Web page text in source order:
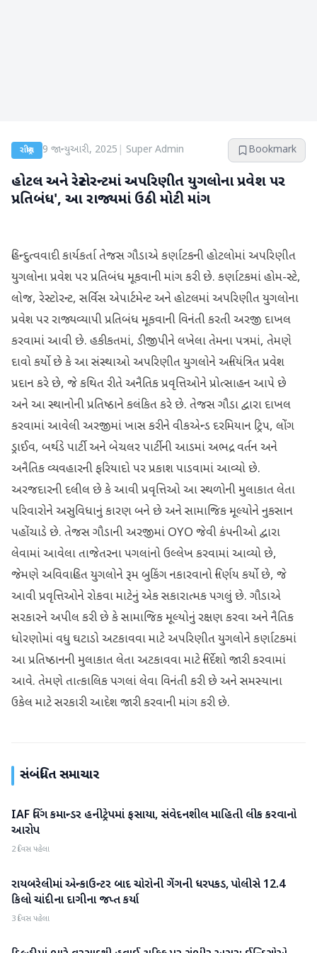
રાષ્ટ્રીય 9 જાન્યુઆરી, 2025 Super Admin Bookmark
હોટલ અને રેસ્ટોરન્ટમાં અપરિણીત યુગલોના પ્રવેશ પર
પ્રતિબંધ', આ રાજ્યમાં ઉઠી મોટી માંગ
હિન્દુત્વવાદી કાર્યકર્તા તેજસ ગૌડાએ કર્ણાટકની હોટલોમાં અપરિણીત
યુગલોના પ્રવેશ પર પ્રતિબંધ મૂકવાની માંગ કરી છે. કર્ણાટકમાં હોમ-સ્ટે,
લોજ, રેસ્ટોરન્ટ, સર્વિસ એપાર્ટમેન્ટ અને હોટલમાં અપરિણીત યુગલોના
પ્રવેશ પર રાજ્યવ્યાપી પ્રતિબંધ મૂકવાની વિનંતી કરતી અરજી દાખલ
કરવામાં આવી છે. હકીકતમાં, ડીજીપીને લખેલા તેમના પત્રમાં, તેમણે
દાવો કર્યો છે કે આ સંસ્થાઓ અપરિણીત યુગલોને અનિયંત્રિત પ્રવેશ
પ્રદાન કરે છે, જે કથિત રીતે અનૈતિક પ્રવૃત્તિઓને પ્રોત્સાહન આપે છે
અને આ સ્થાનોની પ્રતિષ્ઠાને કલંકિત કરે છે. તેજસ ગૌડા દ્વારા દાખલ
કરવામાં આવેલી અરજીમાં ખાસ કરીને વીકએન્ડ દરમિયાન ટ્રિપ, લોંગ
ડ્રાઈવ, બર્થડે પાર્ટી અને બેચલર પાર્ટીની આડમાં અભદ્ર વર્તન અને
અનૈતિક વ્યવહારની ફરિયાદો પર પ્રકાશ પાડવામાં આવ્યો છે.
અરજદારની દલીલ છે કે આવી પ્રવૃત્તિઓ આ સ્થળોની મુલાકાત લેતા
પરિવારોને અસુવિધાનું કારણ બને છે અને સામાજિક મૂલ્યોને નુકસાન
પહોંચાડે છે. તેજસ ગૌડાની અરજીમાં OYO જેવી કંપનીઓ દ્વારા
લેવામાં આવેલા તાજેતરના પગલાંનો ઉલ્લેખ કરવામાં આવ્યો છે,
જેમણે અવિવાહિત યુગલોને રૂમ બુકિંગ નકારવાનો નિર્ણય કર્યો છે, જે
આવી પ્રવૃત્તિઓને રોકવા માટેનું એક સકારાત્મક પગલું છે. ગૌડાએ
સરકારને અપીલ કરી છે કે સામાજિક મૂલ્યોનું રક્ષણ કરવા અને નૈતિક
ધોરણોમાં વધુ ઘટાડો અટકાવવા માટે અપરિણીત યુગલોને કર્ણાટકમાં
આ પ્રતિષ્ઠાનની મુલાકાત લેતા અટકાવવા માટે નિર્દેશો જારી કરવામાં
આવે. તેમણે તાત્કાલિક પગલાં લેવા વિનંતી કરી છે અને સમસ્યાના
ઉકેલ માટે સરકારી આદેશ જારી કરવાની માંગ કરી છે.
સંબંધિત સમાચાર
રાષ્ટ્રીય
IAF વિંગ કમાન્ડર હનીટ્રેપમાં ફસાયા, સંવેદનશીલ માહિતી લીક કરવાનો
આરોપ
2 દિવસ પહેલા
રાષ્ટ્રીય
રાયબરેલીમાં એન્કાઉન્ટર બાદ ચોરોની ગેંગની ધરપકડ, પોલીસે 12.4
કિલો ચાંદીના દાગીના જપ્ત કર્યા
3 દિવસ પહેલા